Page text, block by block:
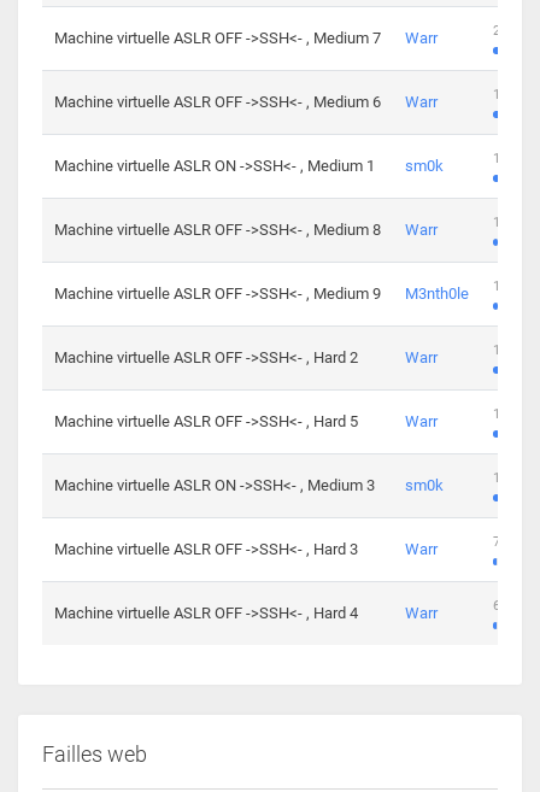
Machine virtuelle ASLR OFF ->SSH<- , Medium 7 Warr 230
Machine virtuelle ASLR OFF ->SSH<- , Medium 6 Warr 168
Machine virtuelle ASLR ON ->SSH<- , Medium 1 sm0k 139
Machine virtuelle ASLR OFF ->SSH<- , Medium 8 Warr 112
Machine virtuelle ASLR OFF ->SSH<- , Medium 9 M3nth0le 100
Machine virtuelle ASLR OFF ->SSH<- , Hard 2 Warr 176
Machine virtuelle ASLR OFF ->SSH<- , Hard 5 Warr 115
Machine virtuelle ASLR ON ->SSH<- , Medium 3 sm0k 115
Machine virtuelle ASLR OFF ->SSH<- , Hard 3 Warr 76
Machine virtuelle ASLR OFF ->SSH<- , Hard 4 Warr 63
Failles web